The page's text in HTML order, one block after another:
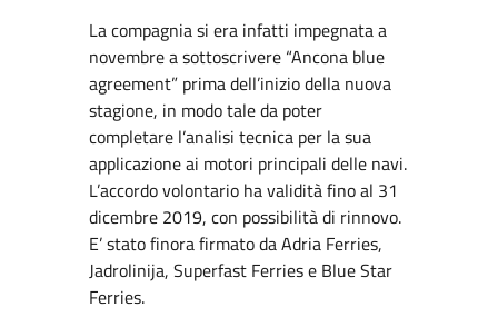
La compagnia si era infatti impegnata a
novembre a sottoscrivere “Ancona blue
agreement” prima dell’inizio della nuova
stagione, in modo tale da poter
completare l’analisi tecnica per la sua
applicazione ai motori principali delle navi.
L’accordo volontario ha validità fino al 31
dicembre 2019, con possibilità di rinnovo.
E’ stato finora firmato da Adria Ferries,
Jadrolinija, Superfast Ferries e Blue Star
Ferries.